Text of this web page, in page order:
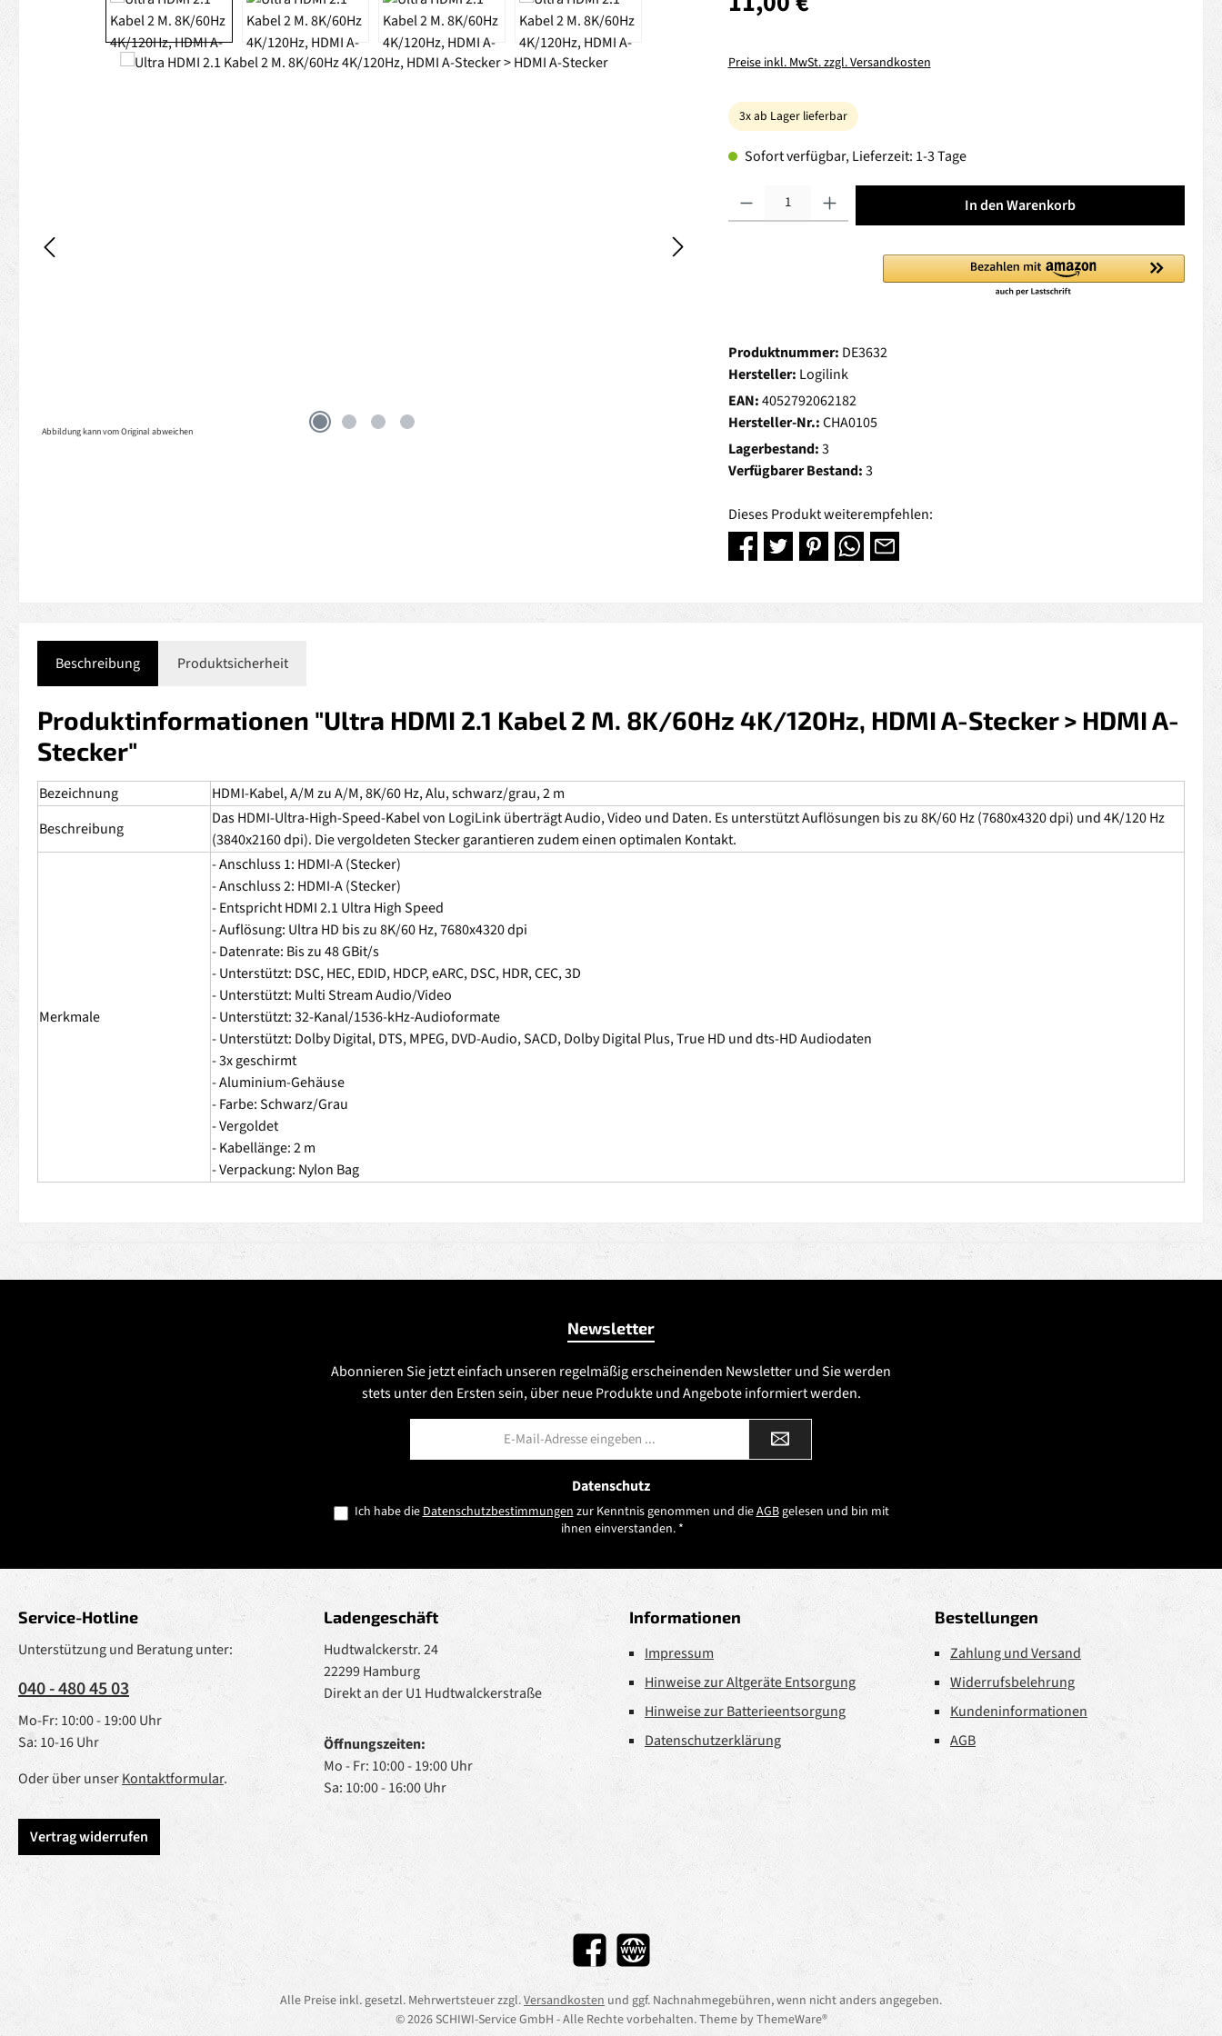
Abbildung kann vom Original abweichen
Preise inkl. MwSt. zzgl. Versandkosten
3x ab Lager lieferbar
Sofort verfügbar, Lieferzeit: 1-3 Tage
Produkt Anzahl: Gib den gewünschten Wert ein oder benutze die Schaltflächen um die
In den Warenkorb
Produktnummer: DE3632
Hersteller: Logilink
EAN:4052792062182
Hersteller-Nr.:CHA0105
Lagerbestand:3
Verfügbarer Bestand:3
Dieses Produkt weiterempfehlen:
Beschreibung Produktsicherheit
Produktinformationen "Ultra HDMI 2.1 Kabel 2 M. 8K/60Hz 4K/120Hz, HDMI A-Stecker > HDMI A-
Stecker"
Bezeichnung
HDMI-Kabel, A/M zu A/M, 8K/60 Hz, Alu, schwarz/grau, 2 m
Beschreibung
Das HDMI-Ultra-High-Speed-Kabel von LogiLink überträgt Audio, Video und Daten. Es unterstützt Auflösungen bis zu 8K/60 Hz (7680x4320 dpi) und 4K/120 Hz
(3840x2160 dpi). Die vergoldeten Stecker garantieren zudem einen optimalen Kontakt.
Merkmale
- Anschluss 1: HDMI-A (Stecker)
- Anschluss 2: HDMI-A (Stecker)
- Entspricht HDMI 2.1 Ultra High Speed
- Auflösung: Ultra HD bis zu 8K/60 Hz, 7680x4320 dpi
- Datenrate: Bis zu 48 GBit/s
- Unterstützt: DSC, HEC, EDID, HDCP, eARC, DSC, HDR, CEC, 3D
- Unterstützt: Multi Stream Audio/Video
- Unterstützt: 32-Kanal/1536-kHz-Audioformate
- Unterstützt: Dolby Digital, DTS, MPEG, DVD-Audio, SACD, Dolby Digital Plus, True HD und dts-HD Audiodaten
- 3x geschirmt
- Aluminium-Gehäuse
- Farbe: Schwarz/Grau
- Vergoldet
- Kabellänge: 2 m
- Verpackung: Nylon Bag
Newsletter
Abonnieren Sie jetzt einfach unseren regelmäßig erscheinenden Newsletter und Sie werden
stets unter den Ersten sein, über neue Produkte und Angebote informiert werden.
Datenschutz
Ich habe dieDatenschutzbestimmungenzur Kenntnis genommen und dieAGBgelesen und bin mit
ihnen einverstanden. *
Service-Hotline
Unterstützung und Beratung unter:
040 - 480 45 03
Mo-Fr: 10:00 - 19:00 Uhr
Sa: 10-16 Uhr
Oder über unserKontaktformular.
Vertrag widerrufen
Ladengeschäft
Hudtwalckerstr. 24
22299 Hamburg
Direkt an der U1 Hudtwalckerstraße
Öffnungszeiten:
Mo - Fr: 10:00 - 19:00 Uhr
Sa: 10:00 - 16:00 Uhr
Informationen
Impressum
Hinweise zur Altgeräte Entsorgung
Hinweise zur Batterieentsorgung
Datenschutzerklärung
Bestellungen
Zahlung und Versand
Widerrufsbelehrung
Kundeninformationen
AGB
FacebookWebsite
Alle Preise inkl. gesetzl. Mehrwertsteuer zzgl.Versandkosten und ggf. Nachnahmegebühren, wenn nicht anders angegeben.
© 2026 SCHIWI-Service GmbH - Alle Rechte vorbehalten. Theme byThemeWare®